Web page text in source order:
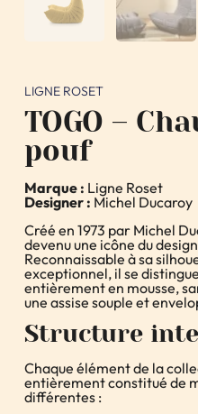
LIGNE ROSET
TOGO –
pouf
Marque : Ligne Roset
Designer : Michel Ducaroy
Créé en 1973 par Michel
devenu une icône du
Reconnaissable à sa
exceptionnel, il se
entièrement en mousse,
une assise souple et
Structure
Chaque élément de la
entièrement constitué de
différentes :